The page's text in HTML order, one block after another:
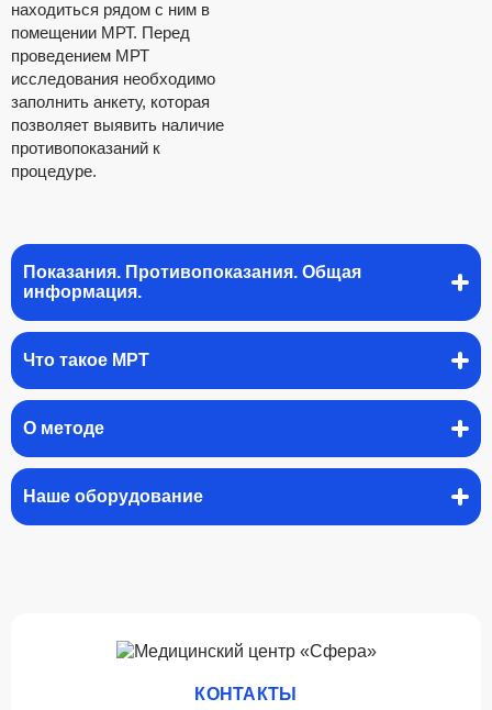
находиться рядом с ним в
помещении МРТ. Перед
проведением МРТ
исследования необходимо
заполнить анкету, которая
позволяет выявить наличие
противопоказаний к
процедуре.
Показания. Противопоказания. Общая
информация.
Что такое МРТ
О методе
Наше оборудование
КОНТАКТЫ